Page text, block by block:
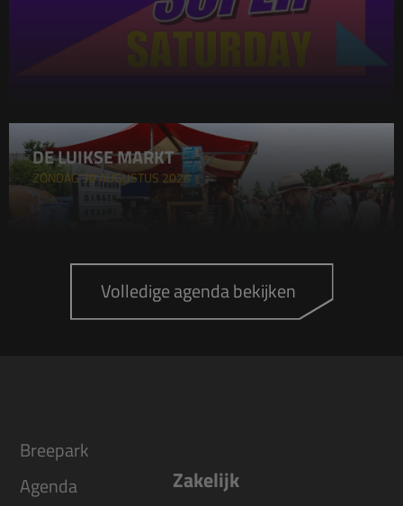
DE LUIKSE MARKT
ZONDAG 30 AUGUSTUS 2026
Volledige agenda bekijken
Breepark
Agenda
Zakelijk